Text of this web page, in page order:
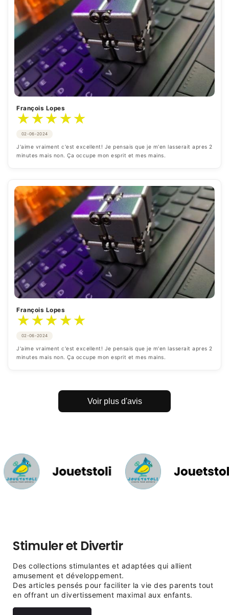
François Lopes
★★★★★
02-06-2024
J'aime vraiment c'est excellent! Je pensais que je m'en lasserait apres 2
minutes mais non. Ça occupe mon esprit et mes mains.
François Lopes
★★★★★
02-06-2024
J'aime vraiment c'est excellent! Je pensais que je m'en lasserait apres 2
minutes mais non. Ça occupe mon esprit et mes mains.
Voir plus d'avis
Stimuler et Divertir
Des collections stimulantes et adaptées qui allient
amusement et développement.
Des articles pensés pour faciliter la vie des parents tout
en offrant un divertissement maximal aux enfants.